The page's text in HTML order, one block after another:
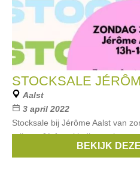
STOCKSALE
Aalst
3 april 2022
Stocksale bij Jérôme Aalst van
prijzen. Jérôme kleding,
BEKIJK